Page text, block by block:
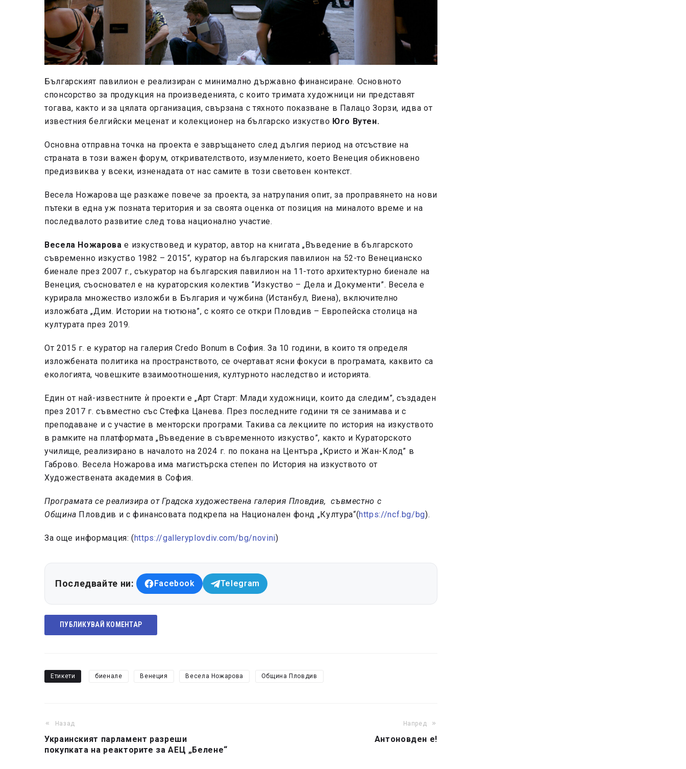
Българският павилион е реализиран с минимално държавно финансиране. Основното
спонсорство за продукция на произведенията, с които тримата художници ни представят
тогава, както и за цялата организация, свързана с тяхното показване в Палацо Зорзи, идва от
известния белгийски меценат и колекционер на българско изкуство Юго Вутен.
Основна отправна точка на проекта е завръщането след дългия период на отсъствие на
страната в този важен форум, откривателството, изумлението, което Венеция обикновено
предизвиква у всеки, изненадата от нас самите в този световен контекст.
Весела Ножарова ще разкаже повече за проекта, за натрупания опит, за проправянето на нови
пътеки в една уж позната територия и за своята оценка от позиция на миналото време и на
последвалото развитие след това национално участие.
Весела Ножарова е изкуствовед и куратор, автор на книгата „Въведение в българското
съвременно изкуство 1982 – 2015“, куратор на българския павилион на 52-то Венецианско
биенале през 2007 г., съкуратор на българския павилион на 11-тото архитектурно биенале на
Венеция, съосновател е на кураторския колектив “Изкуство – Дела и Документи”. Весела е
курирала множество изложби в България и чужбина (Истанбул, Виена), включително
изложбата „Дим. Истории на тютюна”, с която се откри Пловдив – Европейска столица на
културата през 2019.
От 2015 г. е куратор на галерия Credo Bonum в София. За 10 години, в които тя определя
изложбената политика на пространството, се очертават ясни фокуси в програмата, каквито са
екологията, човешките взаимоотношения, културното наследство и историята.
Един от най-известните ѝ проекти е „Арт Старт: Млади художници, които да следим”, създаден
през 2017 г. съвместно със Стефка Цанева. През последните години тя се занимава и с
преподаване и с участие в менторски програми. Такива са лекциите по история на изкуството
в рамките на платформата „Въведение в съвременното изкуство”, както и Кураторското
училище, реализирано в началото на 2024 г. по покана на Центъра „Кристо и Жан-Клод” в
Габрово. Весела Ножарова има магистърска степен по История на изкуството от
Художествената академия в София.
Програмата се реализира от Градска художествена галерия Пловдив, съвместно с
Община Пловдив и с финансовата подкрепа на Национален фонд „Култура“(https://ncf.bg/bg).
За още информация: (https://galleryplovdiv.com/bg/novini)
Последвайте ни: Facebook Telegram
ПУБЛИКУВАЙ КОМЕНТАР
Етикети биенале Венеция Весела Ножарова Община Пловдив
Назад
Украинският парламент разреши
покупката на реакторите за АЕЦ „Белене“
Напред
Антоновден е!